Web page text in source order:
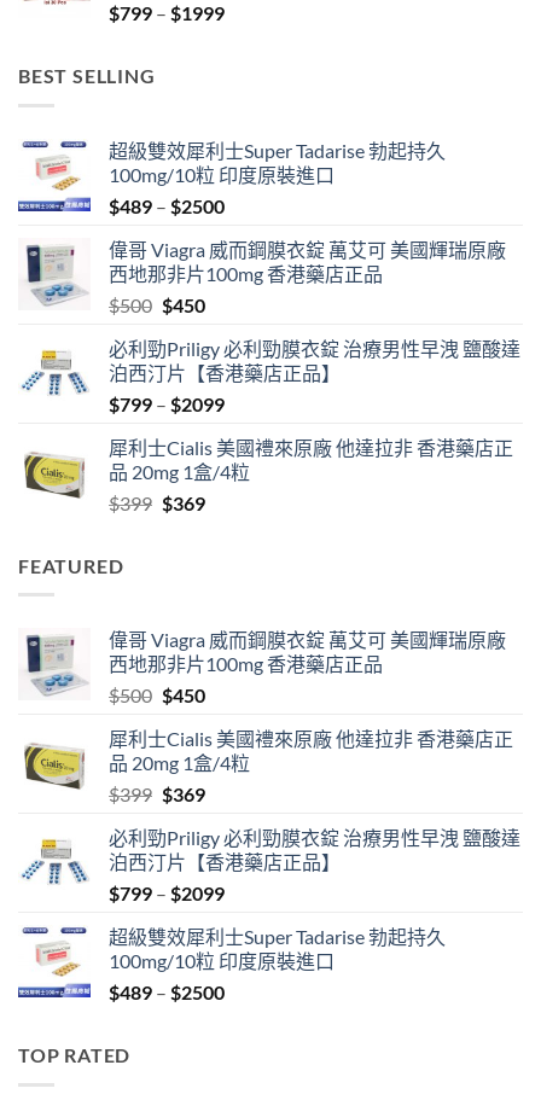
$799 – $1999Price
BEST SELLING
超級雙效犀利士Super Tadarise 勃起持久
100mg/10粒 印度原裝進口
$489 – $2500Price
$489
through
偉哥 Viagra 威而鋼膜衣錠 萬艾可 美國輝瑞原廠
西地那非片100mg 香港藥店正品
$500 Original
was:
$500.
$450Current
is:
$450.
必利勁Priligy 必利勁膜衣錠 治療男性早洩 鹽酸達
泊西汀片【香港藥店正品】
$799 – $2099Price
$799
through
犀利士Cialis 美國禮來原廠 他達拉非 香港藥店正
品 20mg 1盒/4粒
$399 Original
$369Current
FEATURED
偉哥 Viagra 威而鋼膜衣錠 萬艾可 美國輝瑞原廠
西地那非片100mg 香港藥店正品
$500 Original
was:
$500.
$450Current
is:
$450.
犀利士Cialis 美國禮來原廠 他達拉非 香港藥店正
品 20mg 1盒/4粒
$399 Original
was:
$399.
$369Current
is:
$369.
必利勁Priligy 必利勁膜衣錠 治療男性早洩 鹽酸達
泊西汀片【香港藥店正品】
$799 – $2099Price
$799
through
$2099
超級雙效犀利士Super Tadarise 勃起持久
100mg/10粒 印度原裝進口
$489 – $2500Price
TOP RATED